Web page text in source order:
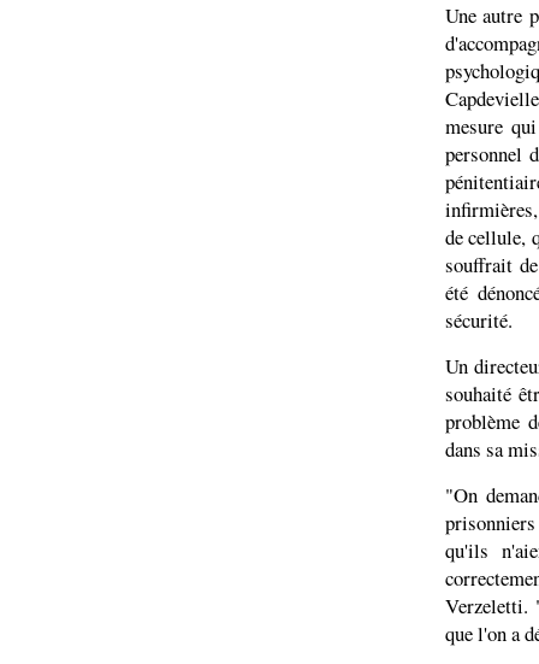
Une autre
mesure
personnel
de cellule,
souffrait
été
sécurité.
Un
souhaité
problème
dans sa
"On
qu'ils
Verzeletti.
que l'on a